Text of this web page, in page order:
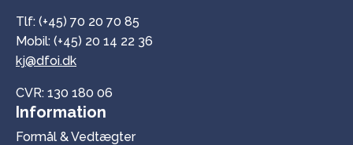
Tlf: (+45) 70 20 70 85
Mobil: (+45) 20 14 22 36
kj@dfoi.dk
CVR: 130 180 06
Information
Formål & Vedtægter